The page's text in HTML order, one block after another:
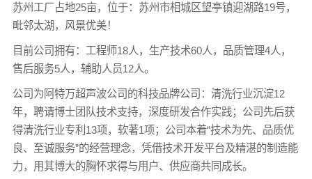
苏州工厂占地25亩，位于：苏州市相城区望亭镇迎湖路19号，
毗邻太湖，风景优美！
目前公司拥有：工程师18人，生产技术60人，品质管理4人，
售后服务5人，辅助人员12人。
公司为阿特万超声波公司的科技品牌公司：清洗行业沉淀12
年，聘请博士团队技术支持，深度研发合作实践；公司先后获
得清洗行业专利13项，软著1项；公司本着“技术为先、品质优
良、至诚服务”的经营理念，凭借技术开发平台及精湛的制造能
力，用其博大的胸怀求得与用户、供应商共同成长。